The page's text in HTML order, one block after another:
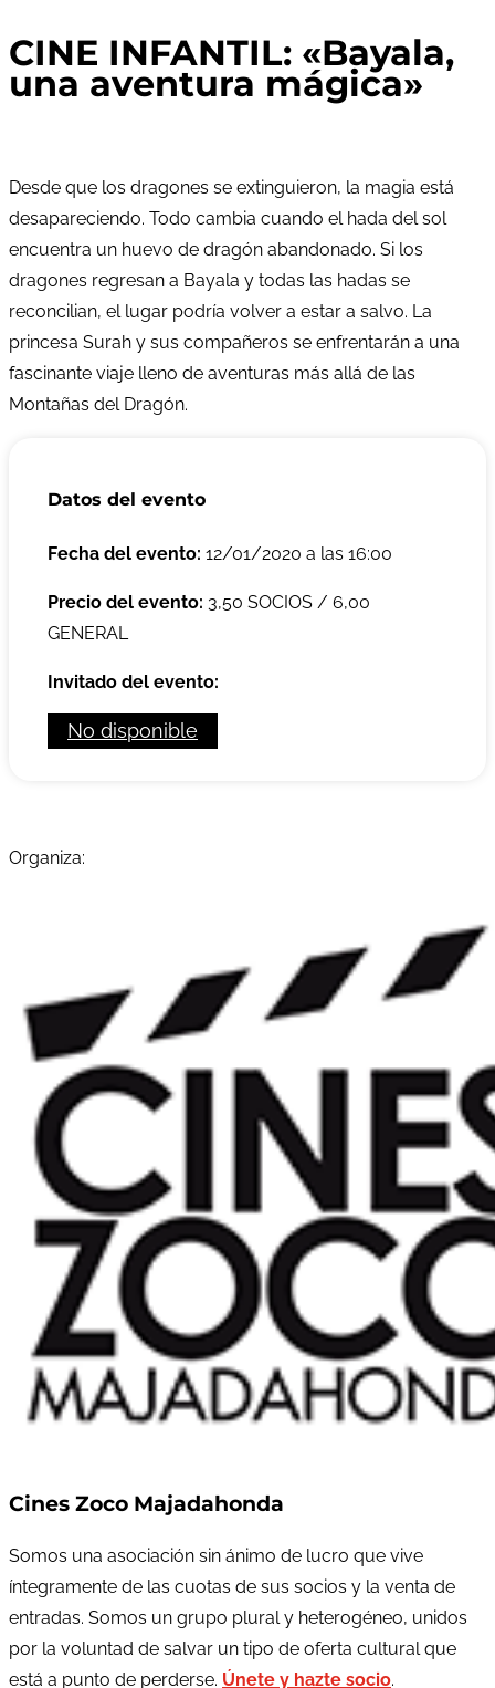
CINE INFANTIL: «Bayala,
una aventura mágica»
Desde que los dragones se extinguieron, la magia está
desapareciendo. Todo cambia cuando el hada del sol
encuentra un huevo de dragón abandonado. Si los
dragones regresan a Bayala y todas las hadas se
reconcilian, el lugar podría volver a estar a salvo. La
princesa Surah y sus compañeros se enfrentarán a una
fascinante viaje lleno de aventuras más allá de las
Montañas del Dragón.
Datos del evento
Fecha del evento: 12/01/2020 a las 16:00
Precio del evento: 3,50 SOCIOS / 6,00
GENERAL
Invitado del evento:
No disponible
Organiza:
Cines Zoco Majadahonda
Somos una asociación sin ánimo de lucro que vive
íntegramente de las cuotas de sus socios y la venta de
entradas. Somos un grupo plural y heterogéneo, unidos
por la voluntad de salvar un tipo de oferta cultural que
está a punto de perderse. Únete y hazte socio.